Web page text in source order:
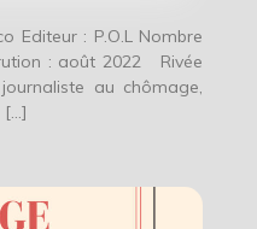
Editeur : P.O.L Nombre
: août 2022 Rivée
au chômage,
[…]